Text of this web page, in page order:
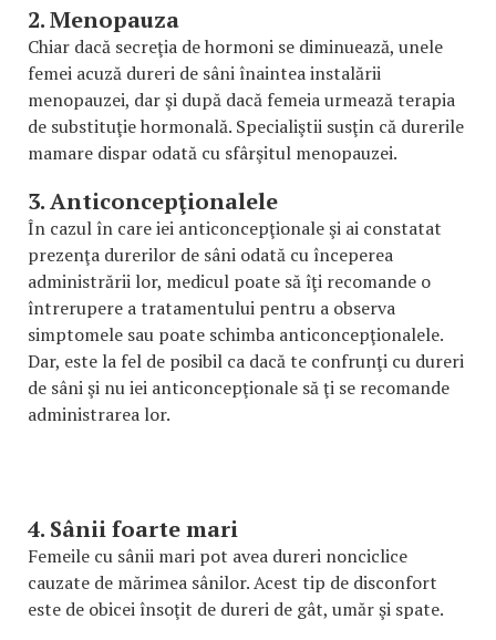
2. Menopauza
Chiar dacă secreţia de hormoni se diminuează, unele
femei acuză dureri de sâni înaintea instalării
menopauzei, dar şi după dacă femeia urmează terapia
de substituţie hormonală. Specialiştii susţin că durerile
mamare dispar odată cu sfârşitul menopauzei.
3. Anticoncepţionalele
În cazul în care iei anticoncepţionale şi ai constatat
prezenţa durerilor de sâni odată cu începerea
administrării lor, medicul poate să îţi recomande o
întrerupere a tratamentului pentru a observa
simptomele sau poate schimba anticoncepţionalele.
Dar, este la fel de posibil ca dacă te confrunţi cu dureri
de sâni şi nu iei anticoncepţionale să ţi se recomande
administrarea lor.
4. Sânii foarte mari
Femeile cu sânii mari pot avea dureri nonciclice
cauzate de mărimea sânilor. Acest tip de disconfort
este de obicei însoţit de dureri de gât, umăr şi spate.